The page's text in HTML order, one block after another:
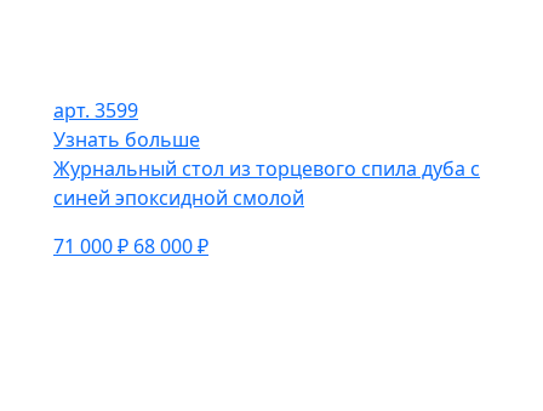
арт. 3599
Узнать больше
Журнальный стол из торцевого спила дуба с
синей эпоксидной смолой
71 000 ₽ 68 000 ₽